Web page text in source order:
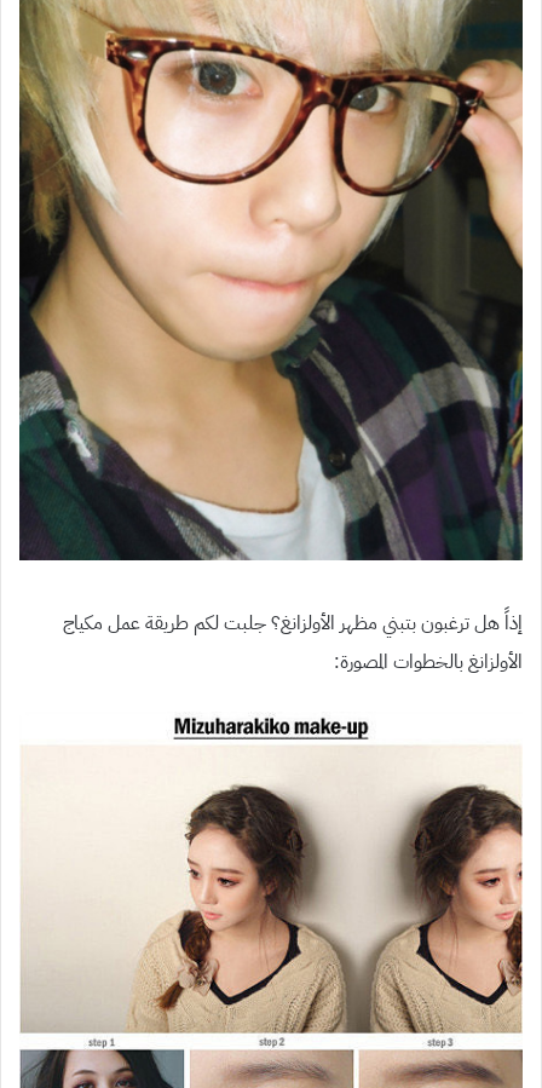
إذاً هل ترغبون بتبني مظهر الأولزانغ؟ جلبت لكم طريقة عمل مكياج
الأولزانغ بالخطوات المصورة: